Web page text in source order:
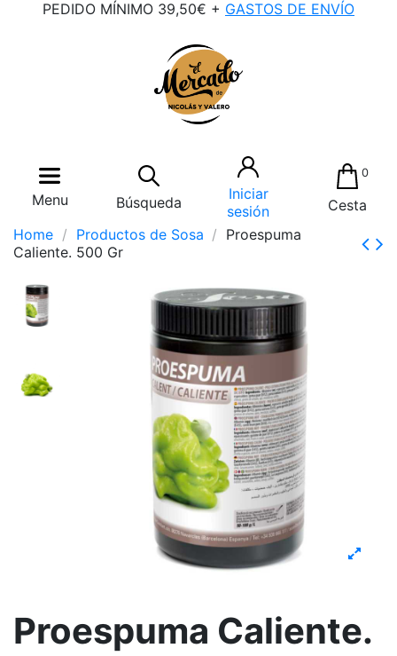
PEDIDO MÍNIMO 39,50€ + GASTOS DE ENVÍO
Menu Búsqueda
Iniciar
sesión
0
Cesta
Home
Productos de Sosa
Proespuma
Caliente. 500 Gr
Proespuma Caliente.